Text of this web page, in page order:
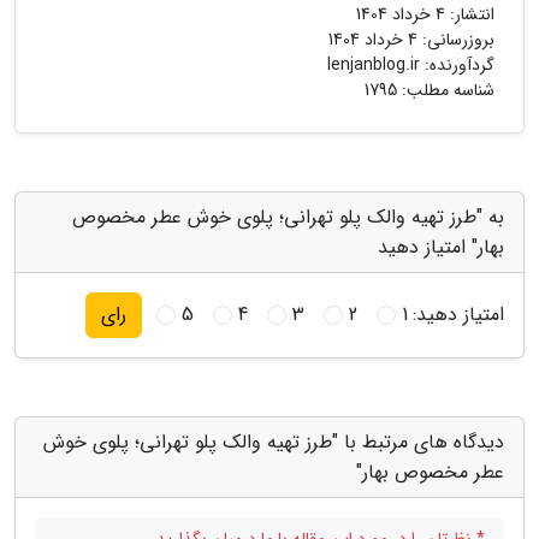
انتشار: 4 خرداد 1404
بروزرسانی: 4 خرداد 1404
گردآورنده: lenjanblog.ir
شناسه مطلب: 1795
به "طرز تهیه والک پلو تهرانی؛ پلوی خوش عطر مخصوص
بهار" امتیاز دهید
امتیاز دهید:1
2
3
4
5 رای
دیدگاه های مرتبط با "طرز تهیه والک پلو تهرانی؛ پلوی خوش
عطر مخصوص بهار"